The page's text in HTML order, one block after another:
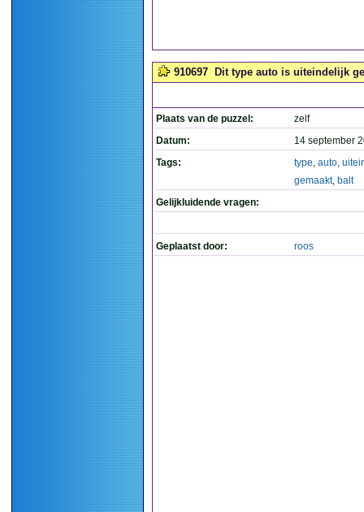
910697 Dit type auto is uiteindelijk
Plaats van de puzzel:
zelf
Datum:
14 september
Tags:
type, auto,
gemaakt, balt
Gelijkluidende vragen:
Geplaatst door: roos